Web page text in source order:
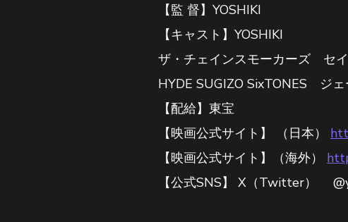
【監 督】YOSHIKI
【キャスト】YOSHIKI
ザ・チェインスモーカーズ セ
HYDE SUGIZO SixTONES ジ
【配給】東宝
【映画公式サイト】 （日本）
【映画公式サイト】（海外）
【公式SNS】 X（Twitter）